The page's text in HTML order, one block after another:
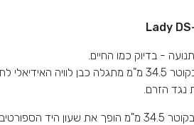
Lady
- בדיוק כמו החיים.
בקוטר 34.5 מ"מ מתגלה כבן לוויה
נגד הזרם.
גוף השעון החינני בקוטר 34.5 מ"מ הופך את